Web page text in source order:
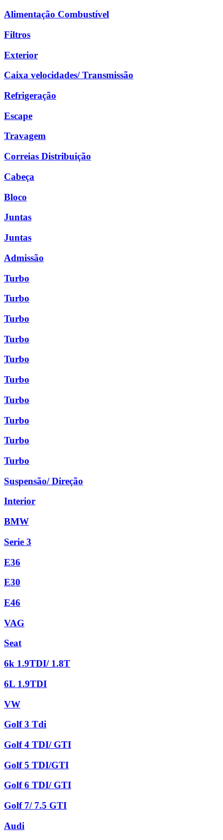
Alimentação Combustível
Filtros
Exterior
Caixa velocidades/ Transmissão
Refrigeração
Escape
Travagem
Correias Distribuição
Cabeça
Bloco
Juntas
Juntas
Admissão
Turbo
Turbo
Turbo
Turbo
Turbo
Turbo
Turbo
Turbo
Turbo
Turbo
Suspensão/ Direção
Interior
BMW
Serie 3
E36
E30
E46
VAG
Seat
6k 1.9TDI/ 1.8T
6L 1.9TDI
VW
Golf 3 Tdi
Golf 4 TDI/ GTI
Golf 5 TDI/GTI
Golf 6 TDI/ GTI
Golf 7/ 7.5 GTI
Audi